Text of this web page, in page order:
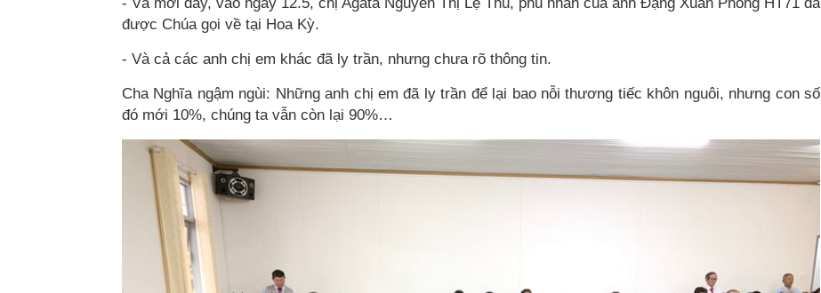
được Chúa gọi về tại Hoa Kỳ.
- Và cả các anh chị em khác đã ly trần, nhưng chưa rõ thông tin.
Cha Nghĩa ngậm ngùi: Những anh chị em đã ly trần để lại bao nỗi thương tiếc khôn nguôi, nhưng con số
đó mới 10%, chúng ta vẫn còn lại 90%…